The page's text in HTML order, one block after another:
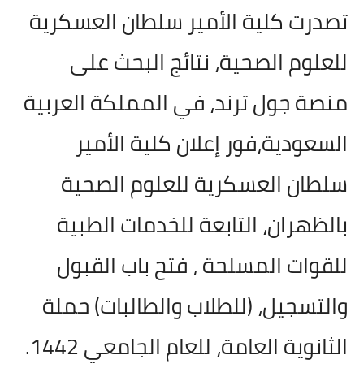
تصدرت كلية الأمير سلطان العسكرية
للعلوم الصحية، نتائج البحث على
منصة جول ترند، في المملكة العربية
السعودية،فور إعلان كلية الأمير
سلطان العسكرية للعلوم الصحية
بالظهران، التابعة للخدمات الطبية
للقوات المسلحة ، فتح باب القبول
والتسجيل، (للطلاب والطالبات) حملة
الثانوية العامة، للعام الجامعي1442.